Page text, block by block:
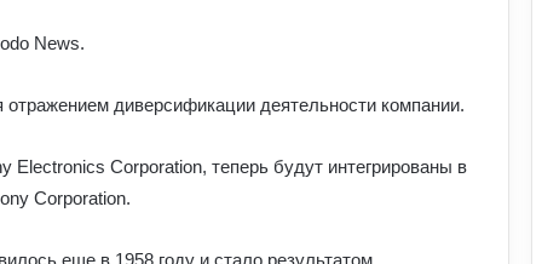
News.
диверсификации деятельности компании.
Electronics Corporation, теперь будут интегрированы в
Corporation.
еще в 1958 году и стало результатом